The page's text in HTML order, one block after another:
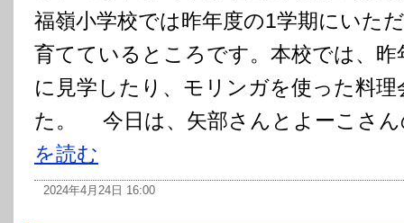
福嶺小学校では昨年度の1学期にいた
育てているところです。本校では、
に見学したり、モリンガを使った料
た。 今日は、矢部さんとよーこさん
を読む
2024年4月24日 16:00